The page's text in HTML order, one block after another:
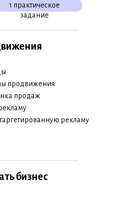
1 практическое
задание
продвижения
продаж
рекламу
бизнес